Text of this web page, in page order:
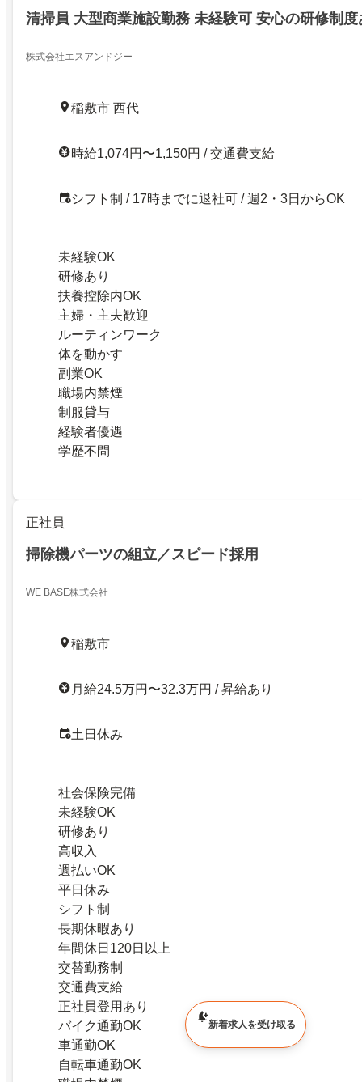
清掃員 大型商業施設勤務 未経験可 安心の研修制度
株式会社エスアンドジー
稲敷市 西代
時給1,074円〜1,150円 / 交通費支給
シフト制 / 17時までに退社可 / 週2・3日からOK
未経験OK
研修あり
扶養控除内OK
主婦・主夫歓迎
ルーティンワーク
体を動かす
副業OK
職場内禁煙
制服貸与
経験者優遇
学歴不問
正社員
掃除機パーツの組立／スピード採用
WE BASE株式会社
稲敷市
月給24.5万円〜32.3万円 / 昇給あり
土日休み
社会保険完備
未経験OK
研修あり
高収入
週払いOK
平日休み
シフト制
長期休暇あり
年間休日120日以上
交替勤務制
交通費支給
正社員登用あり
バイク通勤OK
車通勤OK
自転車通勤OK
新着求人を受け取る